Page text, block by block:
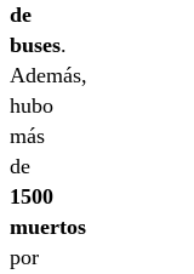
de
buses.
Además,
hubo
más
de
1500
muertos
por